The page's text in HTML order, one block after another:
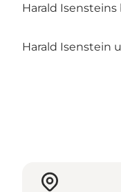
Harald
Harald Isenstein